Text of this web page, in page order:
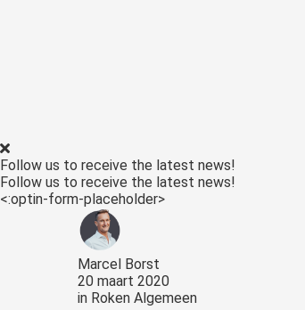
Follow us to receive the latest news!
Follow us to receive the latest news!
<:optin-form-placeholder>
Marcel Borst
20 maart 2020
in Roken Algemeen